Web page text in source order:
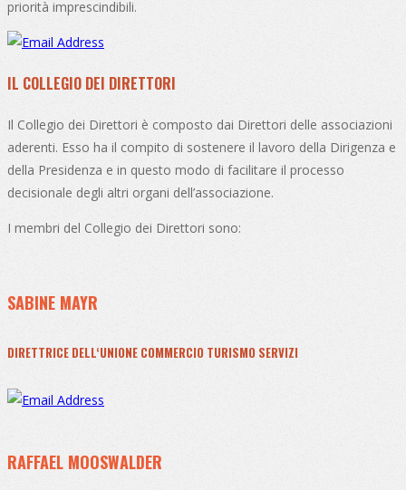
priorità imprescindibili.
IL COLLEGIO DEI DIRETTORI
Il Collegio dei Direttori è composto dai Direttori delle associazioni
aderenti. Esso ha il compito di sostenere il lavoro della Dirigenza e
della Presidenza e in questo modo di facilitare il processo
decisionale degli altri organi dell’associazione.
I membri del Collegio dei Direttori sono:
SABINE MAYR
DIRETTRICE DELL‘UNIONE COMMERCIO TURISMO SERVIZI
RAFFAEL MOOSWALDER